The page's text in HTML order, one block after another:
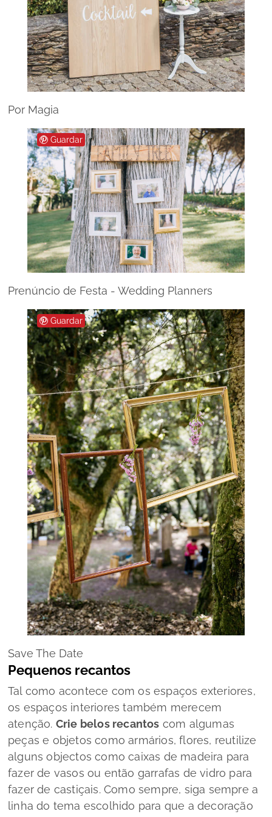
Por Magia
Guardar
Prenúncio de Festa - Wedding Planners
Guardar
Save The Date
Pequenos recantos
Tal como acontece com os espaços exteriores,
os espaços interiores também merecem
atenção. Crie belos recantos com algumas
peças e objetos como armários, flores, reutilize
alguns objectos como caixas de madeira para
fazer de vasos ou então garrafas de vidro para
fazer de castiçais. Como sempre, siga sempre a
linha do tema escolhido para que a decoração